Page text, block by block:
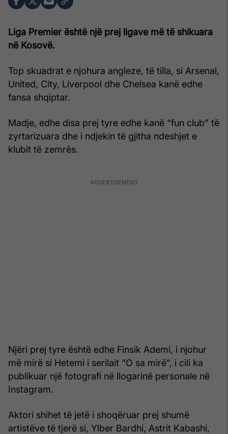
Liga Premier është një prej ligave më të shikuara
në Kosovë.
Top skuadrat e njohura angleze, të tilla, si Arsenal,
United, City, Liverpool dhe Chelsea kanë edhe
fansa shqiptar.
Madje, edhe disa prej tyre edhe kanë “fun club” të
zyrtarizuara dhe i ndjekin të gjitha ndeshjet e
klubit të zemrës.
Njëri prej tyre është edhe Finsik Ademi, i njohur
më mirë si Hetemi i serilait “O sa mirë”, i cili ka
publikuar një fotografi në llogarinë personale në
Instagram.
Aktori shihet të jetë i shoqëruar prej shumë
artistëve të tjerë si, Ylber Bardhi, Astrit Kabashi,